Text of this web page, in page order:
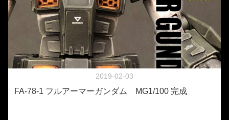
2019-02-03
FA-78-1 フルアーマーガンダム MG1/100 完成